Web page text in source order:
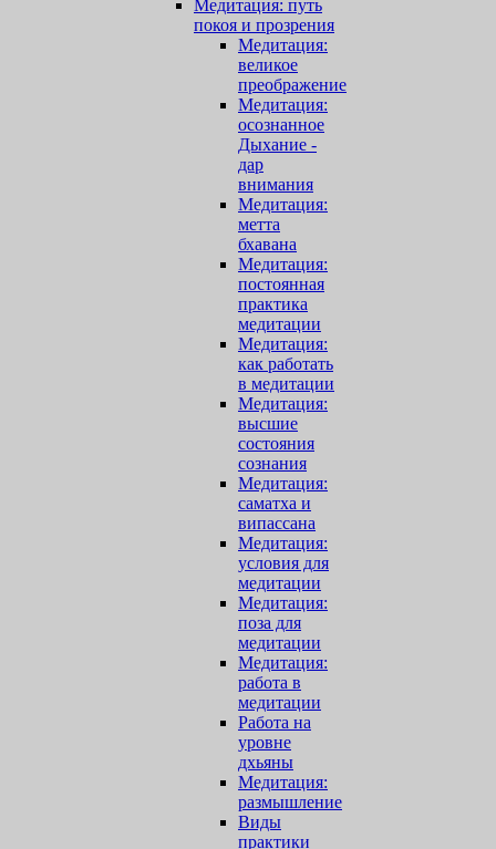
Медитация: путь
покоя и прозрения
Медитация:
великое
преображение
Медитация:
осознанное
Дыхание -
дар
внимания
Медитация:
метта
бхавана
Медитация:
постоянная
практика
медитации
Медитация:
как работать
в медитации
Медитация:
высшие
состояния
сознания
Медитация:
саматха и
випассана
Медитация:
условия для
медитации
Медитация:
поза для
медитации
Медитация:
работа в
медитации
Работа на
уровне
дхьяны
Медитация:
размышление
Виды
практики